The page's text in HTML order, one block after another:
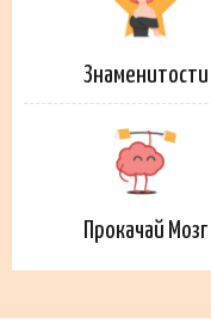
Знаменитости
Прокачай Мозг